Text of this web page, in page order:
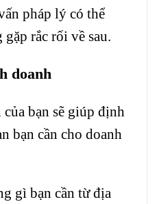
pháp lý có thể
rắc rối về sau.
doanh
bạn sẽ giúp định
bạn cần cho doanh
gì bạn cần từ địa